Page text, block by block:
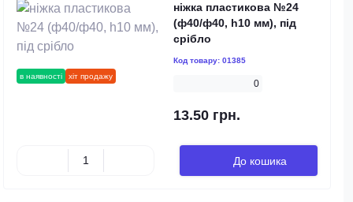
в наявності хіт продажу
ніжка пластикова №24
(ф40/ф40, h10 мм), під
срібло
Код товару: 01385
0
13.50 грн.
До кошика